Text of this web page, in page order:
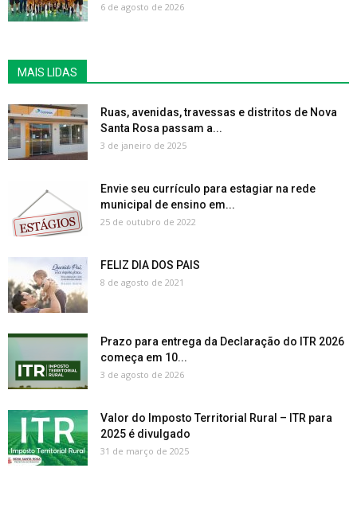
6 de agosto de 2026
MAIS LIDAS
Ruas, avenidas, travessas e distritos de Nova
Santa Rosa passam a...
3 de janeiro de 2025
Envie seu currículo para estagiar na rede
municipal de ensino em...
25 de outubro de 2022
FELIZ DIA DOS PAIS
8 de agosto de 2021
Prazo para entrega da Declaração do ITR 2026
começa em 10...
3 de agosto de 2026
Valor do Imposto Territorial Rural – ITR para
2025 é divulgado
31 de março de 2025